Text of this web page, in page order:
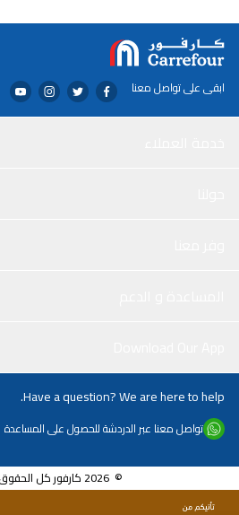
ابقى على تواصل معنا
Have a question? We are here to help.
تواصل معنا عبر الدردشة للحصول على المساعدة
© 2026 كارفور كل الحقوق محفوظة